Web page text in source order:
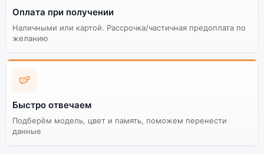
смартфона Apple iPhone 16 PRO Max (nano SIM+eSIM)
1Tb White Titanium (Титановый белый). Мы
рекомендуем выбирать оригинальной версию — она
дешевле, но корректная работа сервисов не
Оплата при получении
Наличными или картой. Рассрочка/частичная предоплата по
желанию
Быстро отвечаем
Подберём модель, цвет и память, поможем перенести
данные